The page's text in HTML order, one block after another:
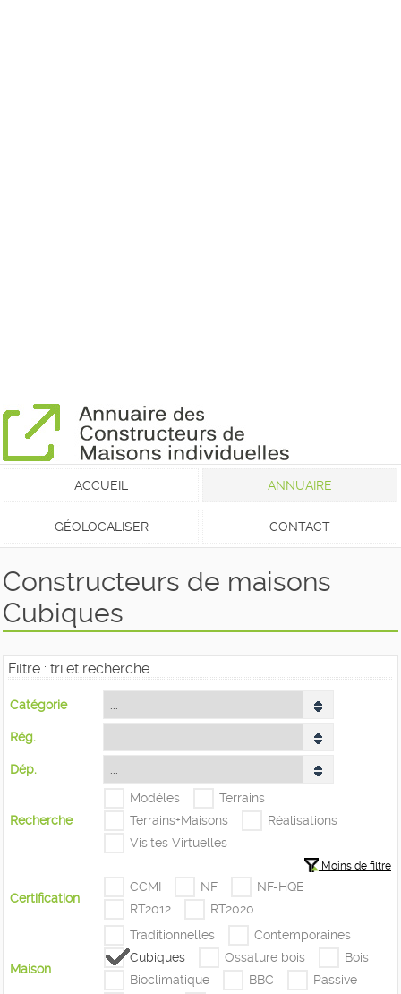
ACCUEIL ANNUAIRE
GÉOLOCALISER CONTACT
Constructeurs de maisons
Cubiques
Filtre : tri et recherche
Catégorie
Rég.
Dép.
Recherche
Modéles
Terrains
Terrains+Maisons
Réalisations
Visites Virtuelles
Moins de filtre
Certification
CCMI NF
NF-HQE
RT2012
RT2020
Maison
Traditionnelles
Contemporaines
Cubiques
Ossature bois
Bois
Bioclimatique
BBC
Passive